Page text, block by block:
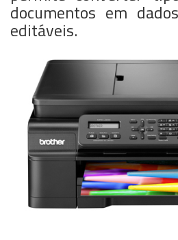
documentos em
editáveis.